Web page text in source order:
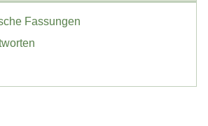
Fassungen